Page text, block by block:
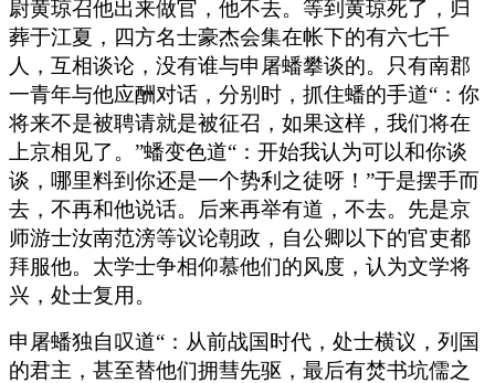
尉黄琼召他出来做官，他不去。等到黄琼死了，归
葬于江夏，四方名士豪杰会集在帐下的有六七千
人，互相谈论，没有谁与申屠蟠攀谈的。只有南郡
一青年与他应酬对话，分别时，抓住蟠的手道“：你
将来不是被聘请就是被征召，如果这样，我们将在
上京相见了。”蟠变色道“：开始我认为可以和你谈
谈，哪里料到你还是一个势利之徒呀！”于是摆手而
去，不再和他说话。后来再举有道，不去。先是京
师游士汝南范滂等议论朝政，自公卿以下的官吏都
拜服他。太学士争相仰慕他们的风度，认为文学将
兴，处士复用。
申屠蟠独自叹道“：从前战国时代，处士横议，列国
的君主，甚至替他们拥彗先驱，最后有焚书坑儒之